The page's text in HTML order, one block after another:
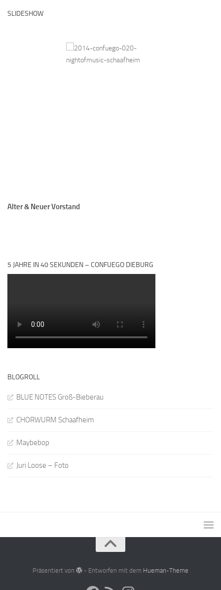
SLIDESHOW
Alter & Neuer Vorstand
5 JAHRE IN 40 SEKUNDEN – CONFUEGO DIEBURG
BLOGROLL
BLUE NOTES Groß-Bieberau
CHORWURM Schaafheim
Maybebop
Juri Loose – Foto
Präsentiert von - Entworfen mit dem Hueman-Theme